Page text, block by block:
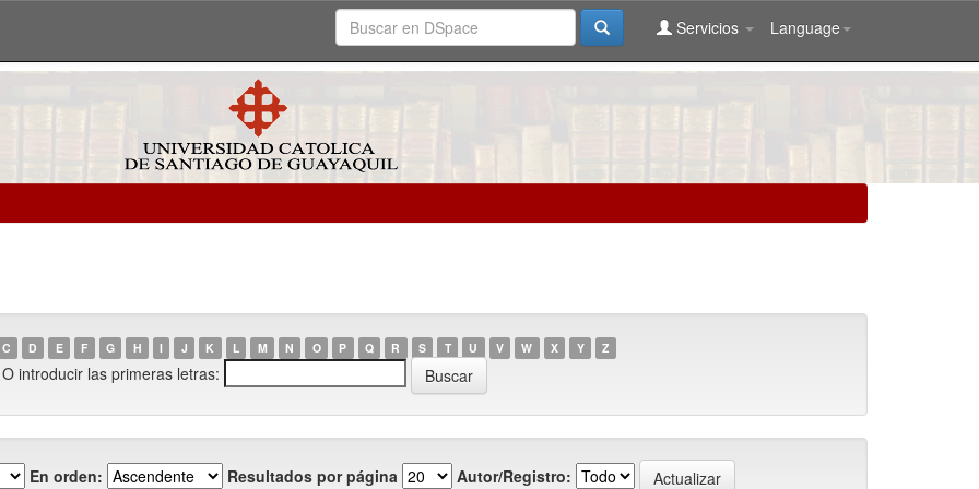
Language
Servicios
C D E F G H I J K L M N O P Q R S T U V W X Y Z
O introducir las primeras letras:
En orden: Resultados por página Autor/Registro: